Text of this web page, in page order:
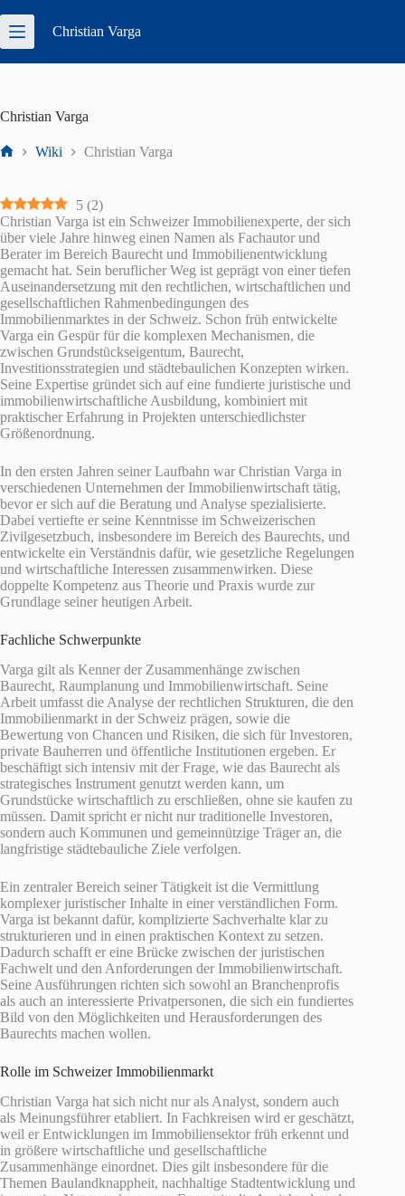
Inhalt
springen
Christian Varga
Christian Varga
Wiki Christian Varga
5 (2)
Christian Varga ist ein Schweizer Immobilienexperte, der sich
über viele Jahre hinweg einen Namen als Fachautor und
Berater im Bereich Baurecht und Immobilienentwicklung
gemacht hat. Sein beruflicher Weg ist geprägt von einer tiefen
Auseinandersetzung mit den rechtlichen, wirtschaftlichen und
gesellschaftlichen Rahmenbedingungen des
Immobilienmarktes in der Schweiz. Schon früh entwickelte
Varga ein Gespür für die komplexen Mechanismen, die
zwischen Grundstückseigentum, Baurecht,
Investitionsstrategien und städtebaulichen Konzepten wirken.
Seine Expertise gründet sich auf eine fundierte juristische und
immobilienwirtschaftliche Ausbildung, kombiniert mit
praktischer Erfahrung in Projekten unterschiedlichster
Größenordnung.
In den ersten Jahren seiner Laufbahn war Christian Varga in
verschiedenen Unternehmen der Immobilienwirtschaft tätig,
bevor er sich auf die Beratung und Analyse spezialisierte.
Dabei vertiefte er seine Kenntnisse im Schweizerischen
Zivilgesetzbuch, insbesondere im Bereich des Baurechts, und
entwickelte ein Verständnis dafür, wie gesetzliche Regelungen
und wirtschaftliche Interessen zusammenwirken. Diese
doppelte Kompetenz aus Theorie und Praxis wurde zur
Grundlage seiner heutigen Arbeit.
Fachliche Schwerpunkte
Varga gilt als Kenner der Zusammenhänge zwischen
Baurecht, Raumplanung und Immobilienwirtschaft. Seine
Arbeit umfasst die Analyse der rechtlichen Strukturen, die den
Immobilienmarkt in der Schweiz prägen, sowie die
Bewertung von Chancen und Risiken, die sich für Investoren,
private Bauherren und öffentliche Institutionen ergeben. Er
beschäftigt sich intensiv mit der Frage, wie das Baurecht als
strategisches Instrument genutzt werden kann, um
Grundstücke wirtschaftlich zu erschließen, ohne sie kaufen zu
müssen. Damit spricht er nicht nur traditionelle Investoren,
sondern auch Kommunen und gemeinnützige Träger an, die
langfristige städtebauliche Ziele verfolgen.
Ein zentraler Bereich seiner Tätigkeit ist die Vermittlung
komplexer juristischer Inhalte in einer verständlichen Form.
Varga ist bekannt dafür, komplizierte Sachverhalte klar zu
strukturieren und in einen praktischen Kontext zu setzen.
Dadurch schafft er eine Brücke zwischen der juristischen
Fachwelt und den Anforderungen der Immobilienwirtschaft.
Seine Ausführungen richten sich sowohl an Branchenprofis
als auch an interessierte Privatpersonen, die sich ein fundiertes
Bild von den Möglichkeiten und Herausforderungen des
Baurechts machen wollen.
Rolle im Schweizer Immobilienmarkt
Christian Varga hat sich nicht nur als Analyst, sondern auch
als Meinungsführer etabliert. In Fachkreisen wird er geschätzt,
weil er Entwicklungen im Immobiliensektor früh erkennt und
in größere wirtschaftliche und gesellschaftliche
Zusammenhänge einordnet. Dies gilt insbesondere für die
Themen Baulandknappheit, nachhaltige Stadtentwicklung und